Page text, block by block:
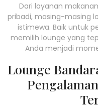
Dari layanan
pribadi, masing-masing
istimewa. Baik untuk
memilih lounge yang
Anda menjadi
Lounge